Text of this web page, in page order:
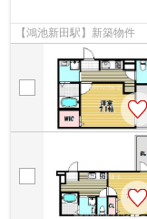
【鴻池新田駅】新築物件